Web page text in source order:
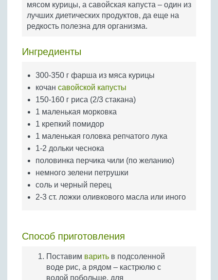
Бобовые
Яйца
мясом курицы, а савойская капуста – один из
лучших диетических продуктов, да еще на
редкость полезна для организма.
Ингредиенты
300-350 г фарша из мяса курицы
кочан савойской капусты
150-160 г риса (2/3 стакана)
1 маленькая морковка
1 крепкий помидор
1 маленькая головка репчатого лука
1-2 дольки чеснока
половинка перчика чили (по желанию)
немного зелени петрушки
соль и черный перец
2-3 ст. ложки оливкового масла или иного
Способ приготовления
Поставим варить в подсоленной
воде рис, а рядом – кастрюлю с
водой побольше, для